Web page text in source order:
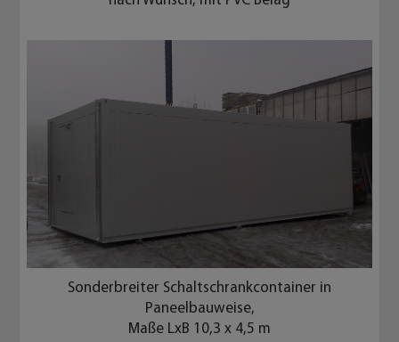
Doppelboden mit innenliegender Treppe